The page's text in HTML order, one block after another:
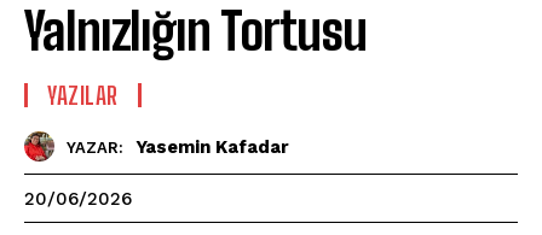
Yalnızlığın Tortusu
YAZILAR
YAZAR: Yasemin Kafadar
20/06/2026